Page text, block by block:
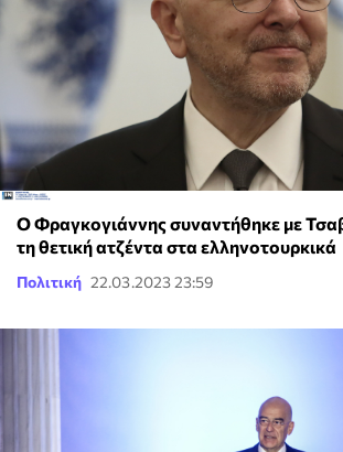
Ο Φραγκογιάννης συναντήθηκε με
τη θετική ατζέντα στα ελληνοτουρκικά
Πολιτική 22.03.2023 23:59